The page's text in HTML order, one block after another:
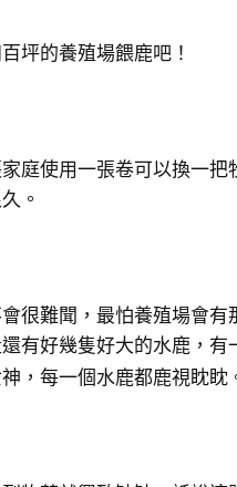
坪的養殖場餵鹿吧！
庭使用一張卷可以換一
。
很難聞，最怕養殖場會
有好幾隻好大的水鹿，
，每一個水鹿都鹿視眈眈